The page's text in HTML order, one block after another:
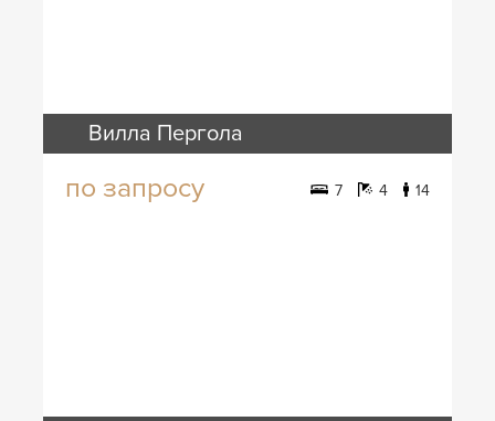
Вилла Пергола
по запросу 7 4 14